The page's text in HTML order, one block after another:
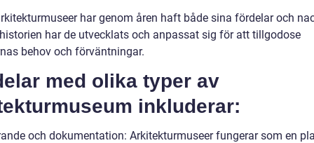
har genom åren haft både sina fördelar och
har de utvecklats och anpassat sig för att tillgodose
behov och förväntningar.
med olika typer av
inkluderar:
och dokumentation: Arkitekturmuseer fungerar som en